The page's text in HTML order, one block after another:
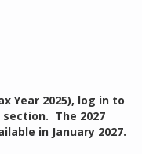
Year 2025), log in to
The 2027
in January 2027.